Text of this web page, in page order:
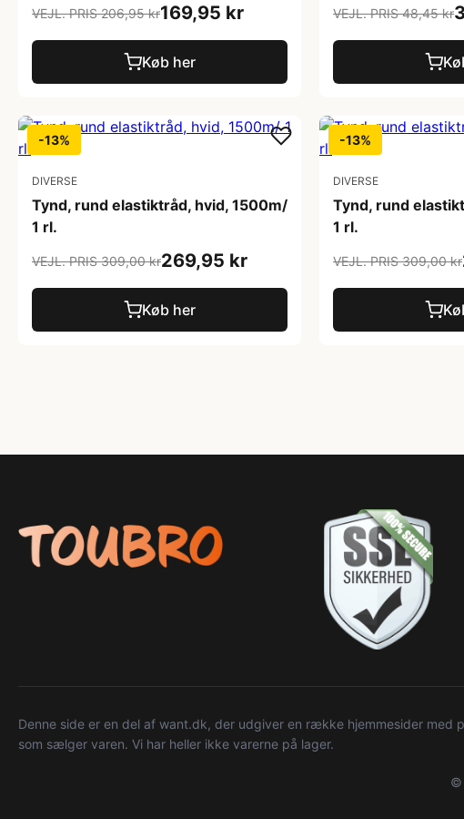
VEJL. PRIS 206,95 kr169,95 kr
Køb her
VEJL. PRIS 48,45 kr
-13%
DIVERSE
Tynd, rund elastiktråd, hvid, 1500m/
1 rl.
VEJL. PRIS 309,00 kr269,95 kr
Køb her
-13%
DIVERSE
Tynd, rund
1 rl.
VEJL. PRIS 309,00 kr
Denne side er en del af want.dk, der udgiver en række hjemmesider
som sælger varen. Vi har heller ikke varerne på lager.
©